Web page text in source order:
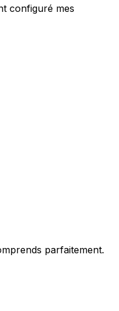
configuré mes
parfaitement.